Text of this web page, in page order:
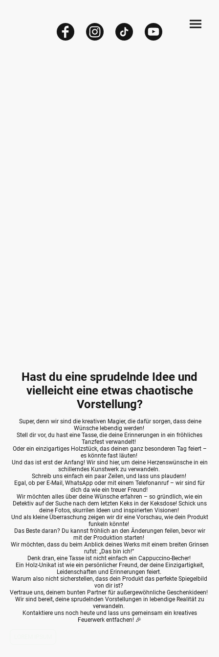
Hast du eine sprudelnde Idee und
vielleicht eine etwas chaotische
Vorstellung?
Super, denn wir sind die kreativen Magier, die dafür sorgen, dass deine
Wünsche lebendig werden!
Stell dir vor, du hast eine Tasse, die deine Erinnerungen in ein fröhliches
Tanzfest verwandelt!
Oder ein einzigartiges Holzstück, das deinen ganz besonderen Tag feiert –
es könnte fast läuten!
Und das ist erst der Anfang! Wir sind hier, um deine Herzenswünsche in ein
schillerndes Kunstwerk zu verwandeln.
Schreib uns einfach ein paar Zeilen, und lass uns plaudern!
Egal, ob per E-Mail, WhatsApp oder mit einem Telefonanruf – wir sind für
dich da wie ein treuer Freund!
Wir möchten alles über deine Wünsche erfahren – so gründlich, wie ein
Detektiv auf der Suche nach dem letzten Keks in der Keksdose! Schick uns
deine Fotos, skurrilen Ideen und inspirierten Visionen!
Und als kleine Überraschung zeigen wir dir eine Vorschau, wie dein Produkt
funkeln könnte!
Das Beste daran? Du kannst fröhlich an den Änderungen feilen, bevor wir
mit der Produktion starten!
Wir möchten, dass du beim Anblick deines Werks mit einem breiten Grinsen
rufst: „Das bin ich!“
Denk dran, eine Tasse ist nicht einfach ein Cappuccino-Becher!
Ein Holz-Unikat ist wie ein persönlicher Freund, der deine Einzigartigkeit,
Leidenschaften und Erinnerungen feiert.
Warum also nicht sicherstellen, dass dein Produkt das perfekte Spiegelbild
von dir ist?
Vertraue uns, deinem bunten Partner für außergewöhnliche Geschenkideen!
Wir sind bereit, deine sprudelnden Vorstellungen in lebendige Realität zu
verwandeln.
Kontaktiere uns noch heute und lass uns gemeinsam ein kreatives
Feuerwerk entfachen! 🎉